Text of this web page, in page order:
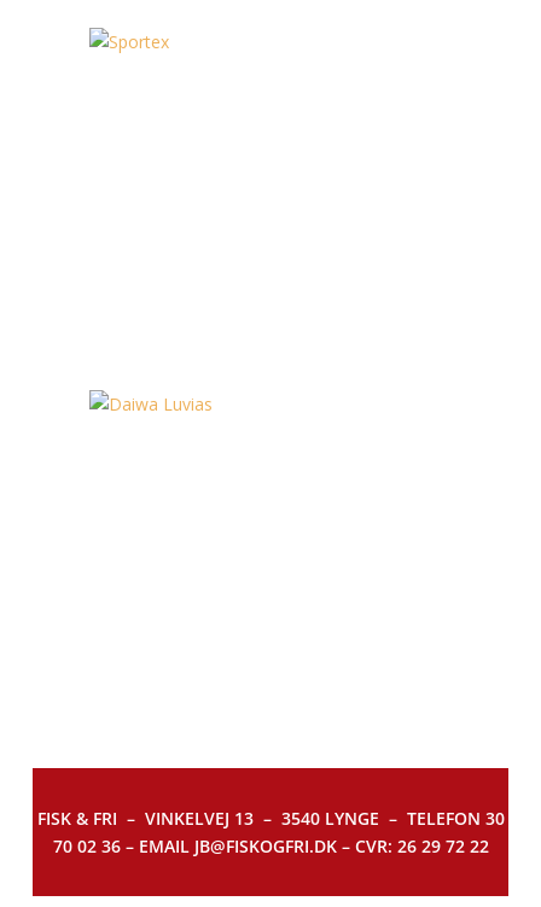
FISK & FRI – VINKELVEJ 13 – 3540 LYNGE – TELEFON 30
70 02 36 – EMAIL JB@FISKOGFRI.DK – CVR: 26 29 72 22